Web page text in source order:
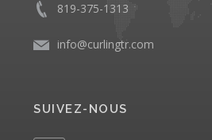
819-375-1313
info@curlingtr.com
SUIVEZ-NOUS